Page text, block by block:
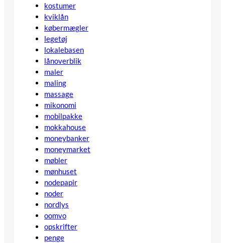
kostumer
kviklån
købermægler
legetøj
lokalebasen
lånoverblik
maler
maling
massage
mikonomi
mobilpakke
mokkahouse
moneybanker
moneymarket
møbler
mønhuset
nodepapir
noder
nordlys
oomvo
opskrifter
penge